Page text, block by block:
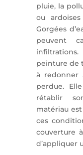
pluie, la
ou
Gorgées
peuvent
infiltrations.
peinture de
à redonner
perdue.
rétablir
matériau
ces
couverture
d’appliquer